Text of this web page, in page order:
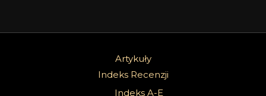
Artykuły
Indeks Recenzji
Indeks A-E